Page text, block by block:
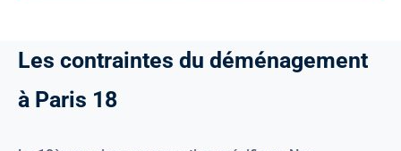
Les contraintes du déménagement
à Paris 18